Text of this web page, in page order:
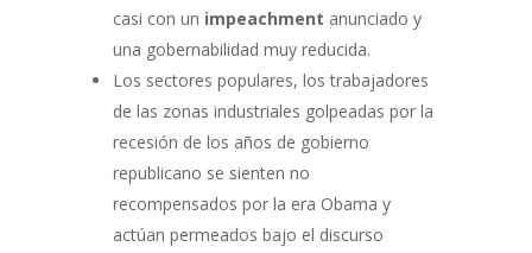
casi con un impeachment anunciado y
una gobernabilidad muy reducida.
Los sectores populares, los trabajadores
de las zonas industriales golpeadas por la
recesión de los años de gobierno
republicano se sienten no
recompensados por la era Obama y
actúan permeados bajo el discurso